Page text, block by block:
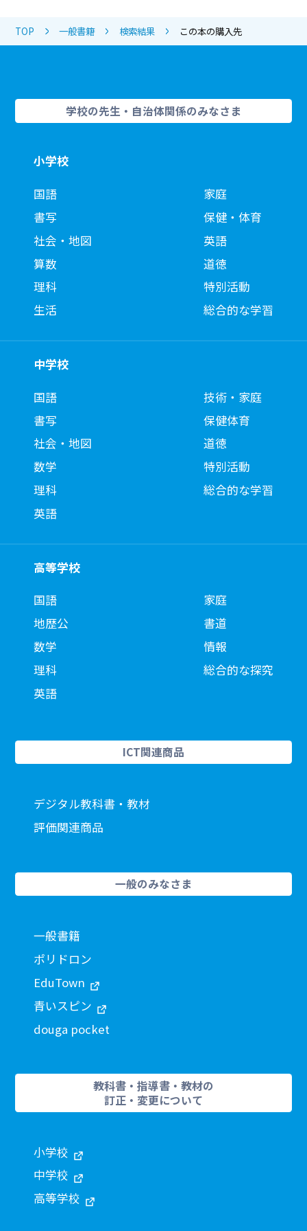
TOP 一般書籍 検索結果 この本の購入先
学校の先生・自治体関係のみなさま
小学校
国語
書写
社会・地図
算数
理科
生活
家庭
保健・体育
英語
道徳
特別活動
総合的な学習
中学校
国語
書写
社会・地図
数学
理科
英語
技術・家庭
保健体育
道徳
特別活動
総合的な学習
高等学校
国語
地歴公
数学
理科
英語
家庭
書道
情報
総合的な探究
ICT関連商品
デジタル教科書・教材
評価関連商品
一般のみなさま
一般書籍
ポリドロン
EduTown
青いスピン
douga pocket
教科書・指導書・教材の
訂正・変更について
小学校
中学校
高等学校